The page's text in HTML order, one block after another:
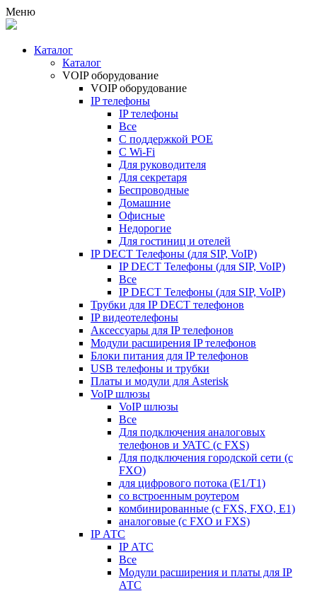
Меню
Каталог
Каталог
VOIP оборудование
VOIP оборудование
IP телефоны
IP телефоны
Все
С поддержкой POE
C Wi-Fi
Для руководителя
Для секретаря
Беспроводные
Домашние
Офисные
Недорогие
Для гостиниц и отелей
IP DECT Телефоны (для SIP, VoIP)
IP DECT Телефоны (для SIP, VoIP)
Все
IP DECT Телефоны (для SIP, VoIP)
Трубки для IP DECT телефонов
IP видеотелефоны
Аксессуары для IP телефонов
Модули расширения IP телефонов
Блоки питания для IP телефонов
USB телефоны и трубки
Платы и модули для Asterisk
VoIP шлюзы
VoIP шлюзы
Все
Для подключения аналоговых
телефонов и УАТС (с FXS)
Для подключения городской сети (с
FXO)
для цифрового потока (E1/T1)
со встроенным роутером
комбинированные (c FXS, FXO, E1)
аналоговые (с FXO и FXS)
IP АТС
IP АТС
Все
Модули расширения и платы для IP
АТС